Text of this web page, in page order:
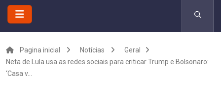
Pagina inicial Notícias
Geral
Neta de Lula usa as redes sociais para criticar Trump e Bolsonaro:
‘Casa v...